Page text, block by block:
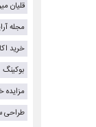
قلیان
مجله
خرید
بوکینگ
مزایده
طراحی